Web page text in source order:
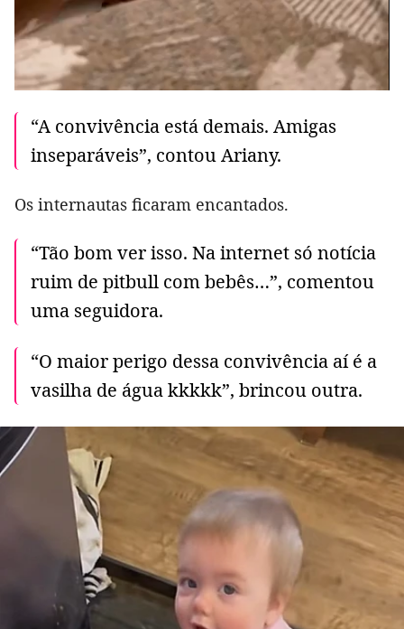
“A convivência está demais. Amigas
inseparáveis”, contou Ariany.
Os internautas ficaram encantados.
“Tão bom ver isso. Na internet só notícia
ruim de pitbull com bebês…”, comentou
uma seguidora.
“O maior perigo dessa convivência aí é a
vasilha de água kkkkk”, brincou outra.